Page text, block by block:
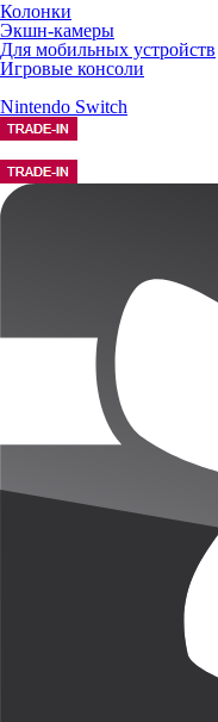
Колонки
Экшн-камеры
Для мобильных устройств
Игровые консоли
Nintendo Switch